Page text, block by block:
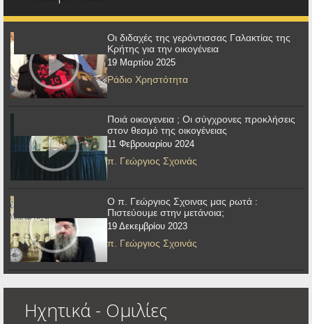
Οι διδαχές της γερόντισσας Γαλακτίας της
Κρήτης για την οικογένεια
19 Μαρτίου 2025
Ράδιο Χρηστότητα
Ποιά οικογενεια ; Οι σύγχρονες προκλήσεις
στον θεσμό της οικογένειας
11 Φεβρουαρίου 2024
π. Γεώργιος Σχοινάς
Ο π. Γεώργιος Σχοινας μας ρωτά :
Πιστεύουμε στην μετάνοια;
19 Δεκεμβρίου 2023
π. Γεώργιος Σχοινάς
Ηχητικά - Ομιλίες